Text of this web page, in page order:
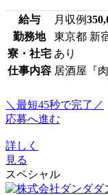
給与 月収例
勤務地
東京都 新
寮・社宅 あり
仕事内容 居酒屋『
＼最短45秒で完了／
応募へ進む
詳しく
見る
スペシャル